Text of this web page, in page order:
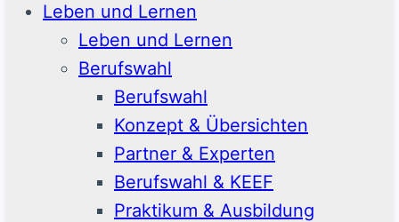
Leben und Lernen
Leben und Lernen
Berufswahl
Berufswahl
Konzept & Übersichten
Partner & Experten
Berufswahl & KEEF
Praktikum & Ausbildung